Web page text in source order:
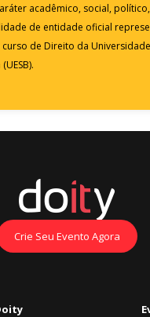
acadêmico, social,
de entidade oficial
de Direito da
Crie Seu Evento Agora